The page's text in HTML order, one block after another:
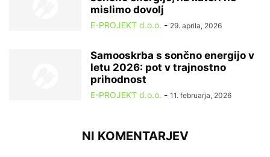
mislimo dovolj
E-PROJEKT d.o.o. - 29. aprila, 2026
Samooskrba s sončno energijo v
letu 2026: pot v trajnostno
prihodnost
E-PROJEKT d.o.o. - 11. februarja, 2026
NI KOMENTARJEV